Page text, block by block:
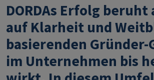
DORDAs Erfolg beruht
auf Klarheit und
basierenden Gründer-
im Unternehmen bis